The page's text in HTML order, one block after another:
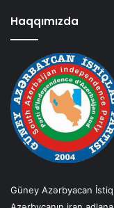
Haqqımızda
Güney Azərbyacan